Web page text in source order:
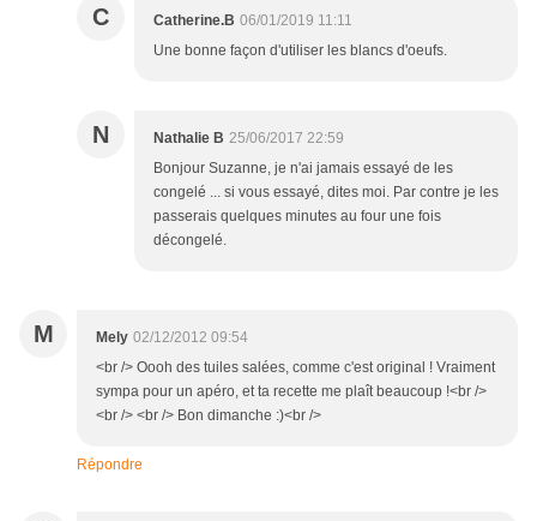
C Catherine.B 06/01/2019 11:11
Une bonne façon d'utiliser les blancs d'oeufs.
N Nathalie B 25/06/2017 22:59
Bonjour Suzanne, je n'ai jamais essayé de les
congelé ... si vous essayé, dites moi. Par contre je les
passerais quelques minutes au four une fois
décongelé.
M Mely 02/12/2012 09:54
<br /> Oooh des tuiles salées, comme c'est original ! Vraiment
sympa pour un apéro, et ta recette me plaît beaucoup !<br />
<br /> <br /> Bon dimanche :)<br />
Répondre